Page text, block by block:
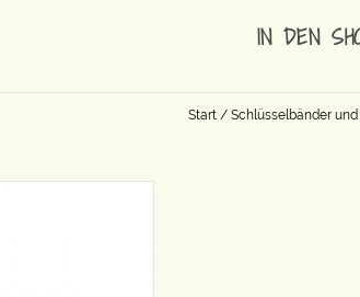
IN DEN
Start / Schlüsselbänder